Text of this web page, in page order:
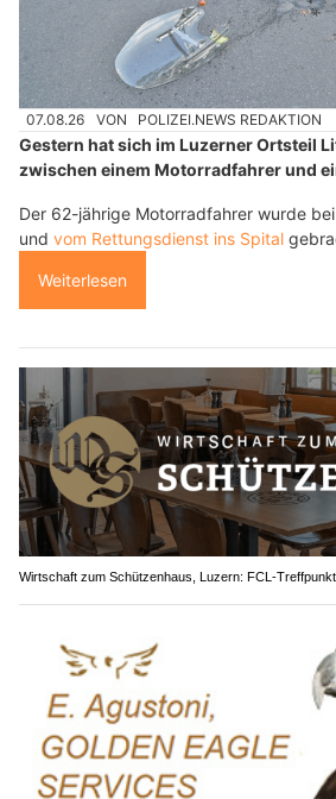
07.08.26 VON POLIZEI.NEWS REDAKTION
Gestern hat sich im Luzerner Ortsteil
zwischen einem Motorradfahrer und
Der 62-jährige Motorradfahrer wurde
und vom Rettungsdienst ins Spital
Weiterlesen
Wirtschaft zum Schützenhaus, Luzern: FCL-